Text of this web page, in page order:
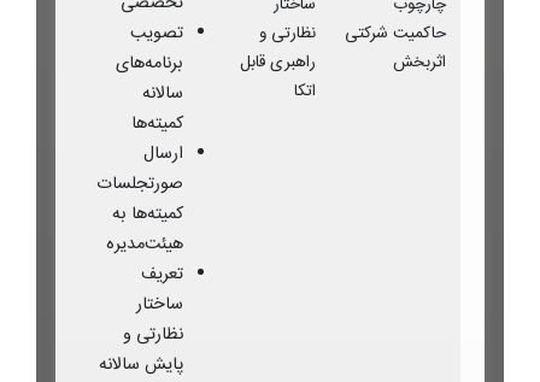
چارچوب
حاکمیت شرکتی
اثربخش
ساختار
نظارتی و
راهبری قابل
اتکا
تصویب
برنامه‌های
سالانه
کمیته‌ها
ارسال
صورتجلسات
کمیته‌ها به
هیئت‌مدیره
تعریف
ساختار
نظارتی و
پایش سالانه